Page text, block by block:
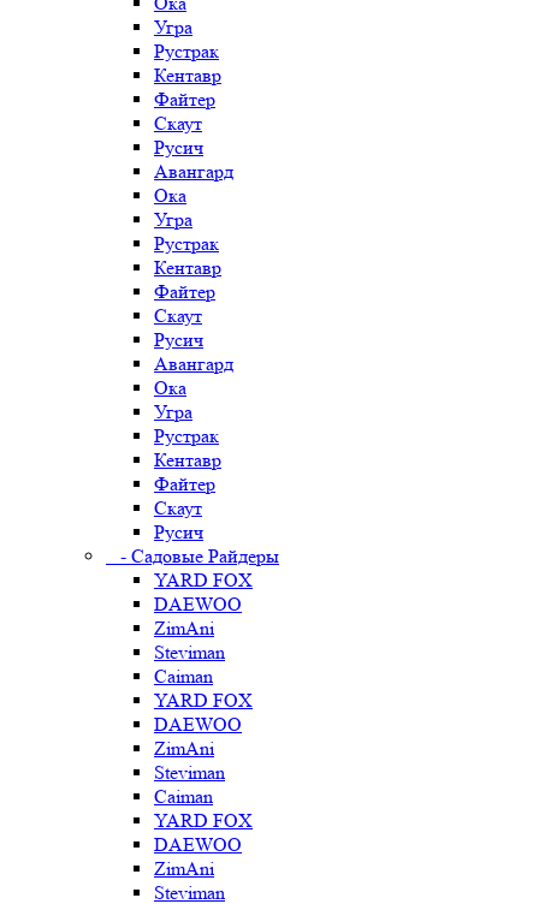
Угра
Рустрак
Кентавр
Файтер
Скаут
Русич
Авангард
Ока
Угра
Рустрак
Кентавр
Файтер
Скаут
Русич
Авангард
Ока
Угра
Рустрак
Кентавр
Файтер
Скаут
Русич
- Садовые Райдеры
YARD FOX
DAEWOO
ZimAni
Steviman
Caiman
YARD FOX
DAEWOO
ZimAni
Steviman
Caiman
YARD FOX
DAEWOO
ZimAni
Steviman